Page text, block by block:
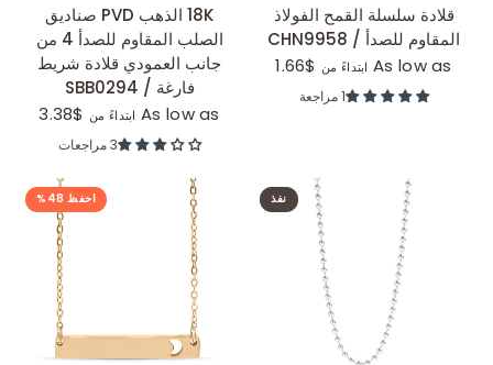
عرض سريع
قلادة سلسلة القمح الفولاذ
المقاوم للصدأ / CHN9958
As low as ابتداءً من$1.66
1 مراجعة
عرض سريع 18K الذهب PVD صناديق
الصلب المقاوم للصدأ 4 من
جانب العمودي قلادة شريط
فارغة / SBB0294
As low as ابتداءً من$3.38
3 مراجعات
نفذ احفظ 48%